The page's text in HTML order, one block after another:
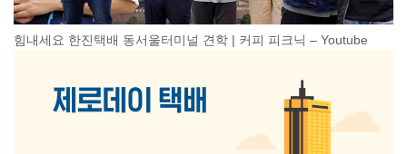
힘내세요 한진택배 동서울터미널 견학 | 커피 피크닉 – Youtube